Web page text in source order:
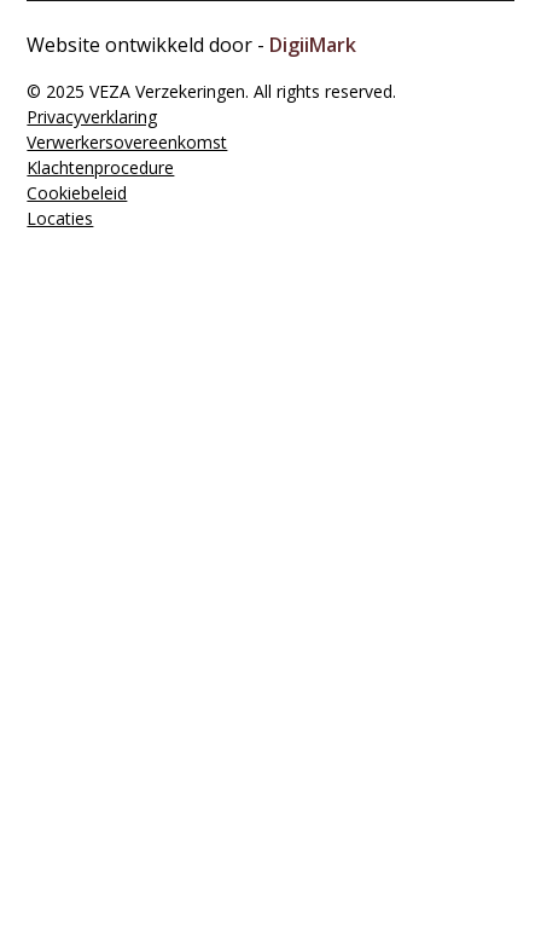
© 2025 VEZA Verzekeringen. All rights reserved.
Privacyverklaring
Verwerkers­overeenkomst
Klachten­procedure
Cookiebeleid
Locaties
Website ontwikkeld door - DigiiMark